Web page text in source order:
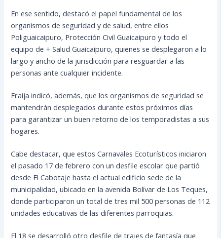
En ese sentido, destacó el papel fundamental de los
organismos de seguridad y de salud, entre ellos
Poliguaicaipuro, Protección Civil Guaicaipuro y todo el
equipo de + Salud Guaicaipuro, quienes se desplegaron a lo
largo y ancho de la jurisdicción para resguardar a las
personas ante cualquier incidente.
Fraija indicó, además, que los organismos de seguridad se
mantendrán desplegados durante estos próximos días
para garantizar un buen retorno de los temporadistas a sus
hogares.
Cabe destacar, que estos Carnavales Ecoturísticos iniciaron
el pasado 17 de febrero con un desfile escolar que partió
desde El Cabotaje hasta el actual edificio sede de la
municipalidad, ubicado en la avenida Bolívar de Los Teques,
donde participaron un total de tres mil 500 personas de 112
unidades educativas de las diferentes parroquias.
El 18 se desarrolló otro desfile de trajes de fantasía que